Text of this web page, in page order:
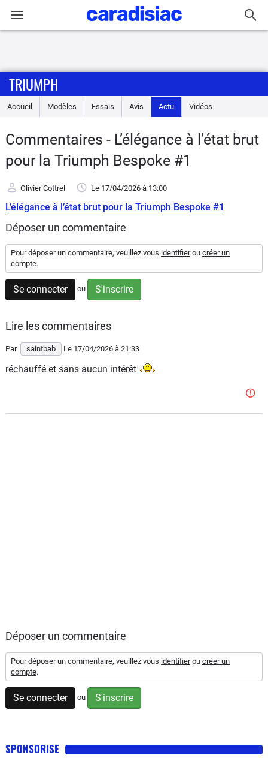
Accueil
Essais
Avis
Scooters
&
125
Marques
Services
TRIUMPH
Accueil Modèles Essais Avis Actu Vidéos
Commentaires - L’élégance à l’état brut
pour la Triumph Bespoke #1
Olivier Cottrel Le 17/04/2026 à 13:00
L’élégance à l’état brut pour la Triumph Bespoke #1
Déposer un commentaire
Pour déposer un commentaire, veuillez vous identifierou créer un
compte.
Se connecter ou S'inscrire
Lire les commentaires
Par saintbab Le 17/04/2026 à 21:33
réchauffé et sans aucun intérêt
Déposer un commentaire
Pour déposer un commentaire, veuillez vous identifierou créer un
compte.
Se connecter ou S'inscrire
SPONSORISE